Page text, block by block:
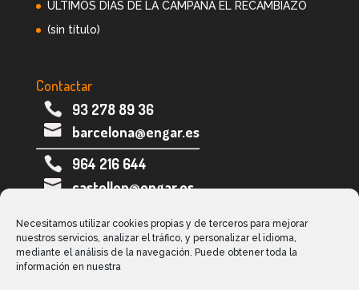
Necesitamos utilizar cookies propias y de terceros para mejorar
nuestros servicios, analizar el tráfico, y personalizar el idioma,
mediante el análisis de la navegación. Puede obtener toda la
información en nuestra
ÚLTIMOS DIAS DE LA CAMPAÑA EL RECAMBIAZO
(sin título)
Contactar
93 278 89 36
barcelona@engar.es
964 216 644
castellon@engar.es
973 282 005
lleida@engar.es